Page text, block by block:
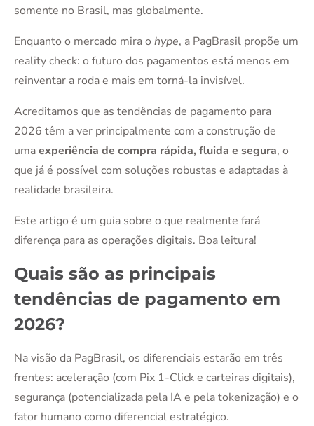
somente no Brasil, mas globalmente.
Enquanto o mercado mira o hype, a PagBrasil propõe um
reality check: o futuro dos pagamentos está menos em
reinventar a roda e mais em torná-la invisível.
Acreditamos que as tendências de pagamento para
2026 têm a ver principalmente com a construção de
umaexperiência de compra rápida, fluida e segura, o
que já é possível com soluções robustas e adaptadas à
realidade brasileira.
Este artigo é um guia sobre o que realmente fará
diferença para as operações digitais. Boa leitura!
Quais são as principais
tendências de pagamento em
2026?
Na visão da PagBrasil, os diferenciais estarão em três
frentes: aceleração (com Pix 1-Click e carteiras digitais),
segurança (potencializada pela IA e pela tokenização) e o
fator humano como diferencial estratégico.